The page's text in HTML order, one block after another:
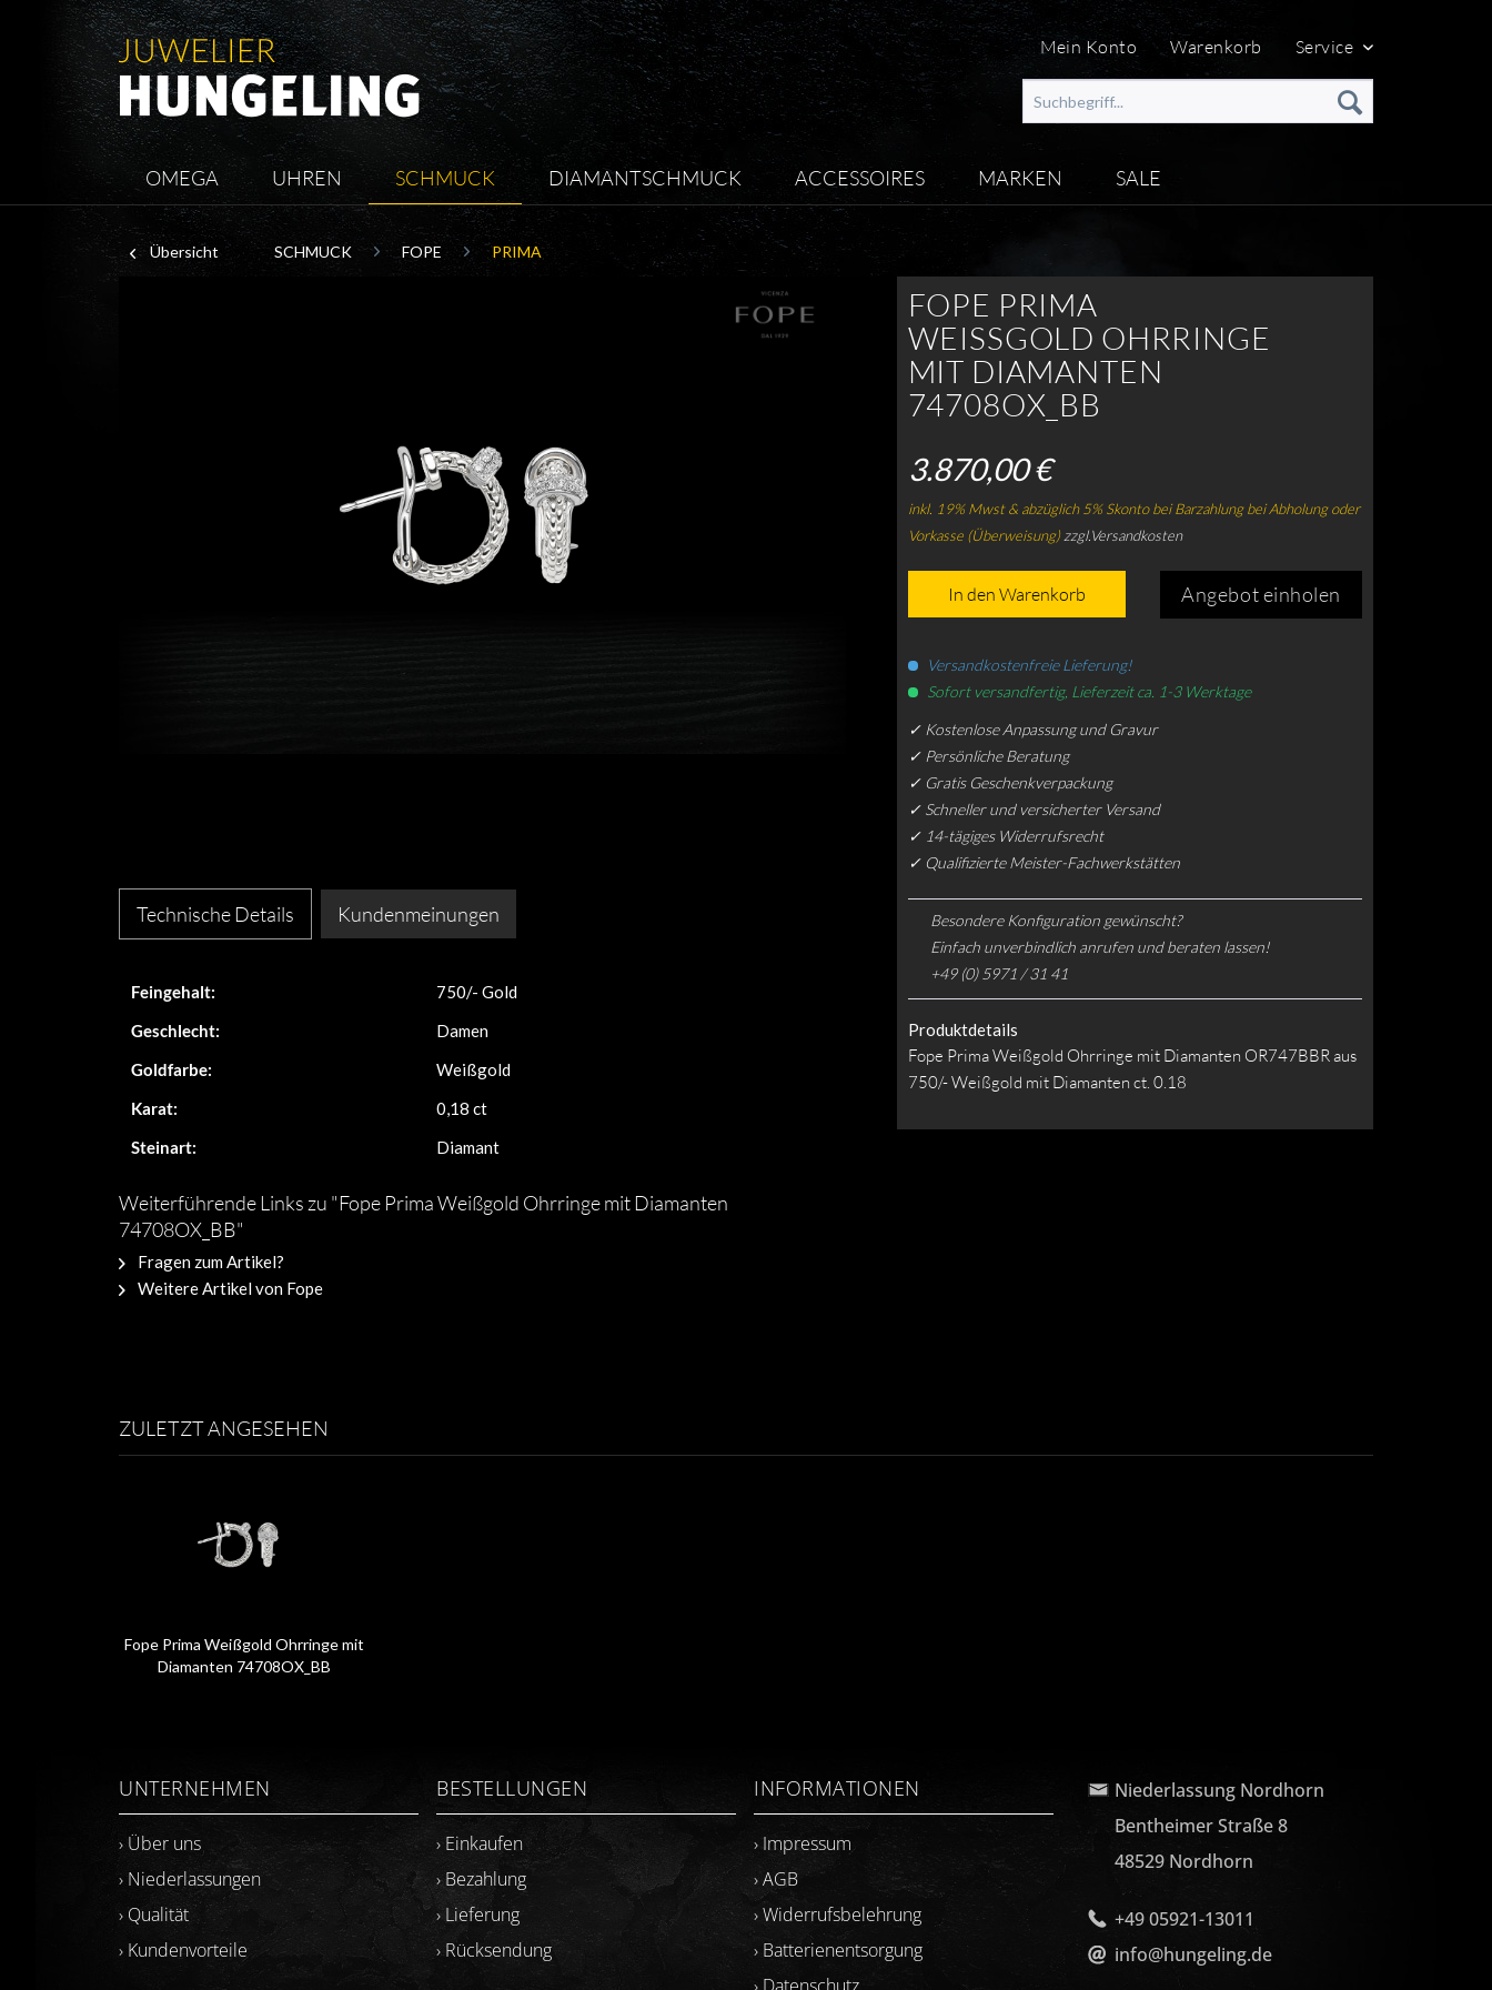
Mein Konto Warenkorb Service
OMEGA UHREN SCHMUCK DIAMANTSCHMUCK ACCESSOIRES MARKEN SALE
Übersicht SCHMUCK FOPE PRIMA
FOPE PRIMA
WEISSGOLD OHRRINGE M
IT DIAMANTEN 7
4708OX_BB
3.870,00 €
inkl. 19% Mwst & abzüglich 5% Skonto bei Barzahlung bei Abholung oder
Vorkasse (Überweisung)zzgl.Versandkosten
Angebot einholen
In den Warenkorb
Versandkostenfreie Lieferung!
Sofort versandfertig, Lieferzeit ca. 1-3 Werktage
✓ Kostenlose Anpassung und Gravur
✓ Persönliche Beratung
✓ Gratis Geschenkverpackung
✓ Schneller und versicherter Versand
✓ 14-tägiges Widerrufsrecht
✓ Qualifizierte Meister-Fachwerkstätten
Besondere Konfiguration gewünscht?
Einfach unverbindlich anrufen und beraten lassen!
+49 (0) 5971 / 31 41
Produktdetails
Fope Prima Weißgold Ohrringe mit Diamanten OR747BBR aus
750/- Weißgold mit Diamanten ct. 0.18
Technische Details Kundenmeinungen
Feingehalt:
750/- Gold
Geschlecht:
Damen
Goldfarbe:
Weißgold
Karat:
0,18 ct
Steinart:
Diamant
Weiterführende Links zu "Fope Prima Weißgold Ohrringe mit Diamanten
74708OX_BB"
Fragen zum Artikel?
Weitere Artikel von Fope
ZULETZT ANGESEHEN
Fope Prima Weißgold Ohrringe mit
Diamanten 74708OX_BB
UNTERNEHMEN
› Über uns
› Niederlassungen
› Qualität
› Kundenvorteile
BESTELLUNGEN
› Einkaufen
› Bezahlung
› Lieferung
› Rücksendung
INFORMATIONEN
› Impressum
› AGB
› Widerrufsbelehrung
› Batterienentsorgung
Niederlassung Nordhorn
Bentheimer Straße 8
48529 Nordhorn
+49 05921-13011
info@hungeling.de